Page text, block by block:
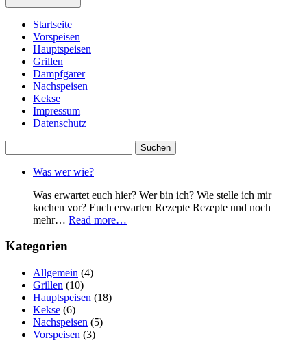
Startseite
Vorspeisen
Hauptspeisen
Grillen
Dampfgarer
Nachspeisen
Kekse
Impressum
Datenschutz
nach:
Was wer wie?
Was erwartet euch hier? Wer bin ich? Wie stelle ich mir
kochen vor? Euch erwarten Rezepte Rezepte und noch
mehr… Read more…
Kategorien
Allgemein (4)
Grillen (10)
Hauptspeisen (18)
Kekse (6)
Nachspeisen (5)
Vorspeisen (3)